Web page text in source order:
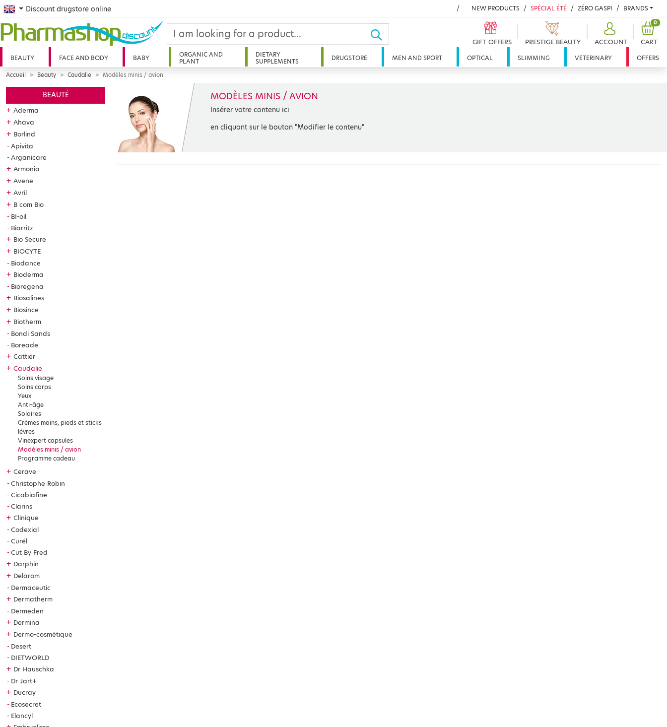
English
Discount drugstore online NEW PRODUCTS SPÉCIAL ÉTÉ ZÉRO GASPI BRANDS
GIFT OFFERS PRESTIGE BEAUTY ACCOUNT CART
0
BEAUTY FACE AND BODY BABY
ORGANIC AND
PLANT
DIETARY
SUPPLEMENTS
DRUGSTORE MEN AND SPORT OPTICAL SLIMMING VETERINARY OFFERS
Accueil Beauty Caudalie Modèles minis / avion
BEAUTÉ
+ Aderma
+ Ahava
+ Borlind
Apivita
Arganicare
+ Armonia
+ Avene
+ Avril
+ B com Bio
BI-oil
Biarritz
+ Bio Secure
+ BIOCYTE
Biodance
+ Bioderma
Bioregena
+ Biosalines
+ Biosince
+ Biotherm
Bondi Sands
Boreade
+ Cattier
+ Caudalie
Soins visage
Soins corps
Yeux
Anti-âge
Solaires
Crèmes mains, pieds et sticks
lèvres
Vinexpert capsules
Modèles minis / avion
Programme cadeau
+ Cerave
Christophe Robin
Cicabiafine
Clarins
+ Clinique
Codexial
Curél
Cut By Fred
+ Darphin
+ Delarom
Dermaceutic
+ Dermatherm
Dermeden
+ Dermina
+ Dermo-cosmétique
Desert
DIETWORLD
+ Dr Hauschka
Dr Jart+
+ Ducray
Ecosecret
Elancyl
MODÈLES MINIS / AVION
Insérer votre contenu ici
en cliquant sur le bouton "Modifier le contenu"